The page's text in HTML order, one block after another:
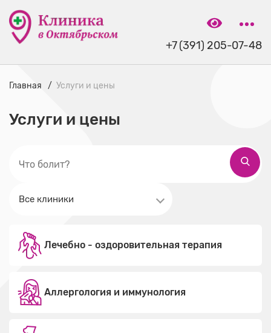
+7 (391) 205-07-48
Главная Услуги и цены
Услуги и цены
Лечебно - оздоровительная терапия
Аллергология и иммунология